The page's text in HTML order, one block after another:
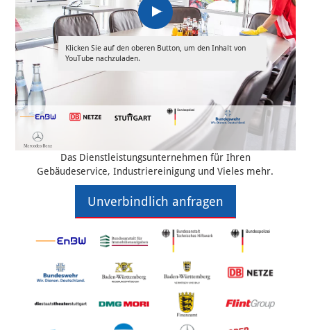
Klicken Sie auf den oberen Button, um den Inhalt von
YouTube nachzuladen.
Das Dienstleistungsunternehmen für Ihren
Gebäudeservice, Industriereinigung und Vieles mehr.
Unverbindlich anfragen